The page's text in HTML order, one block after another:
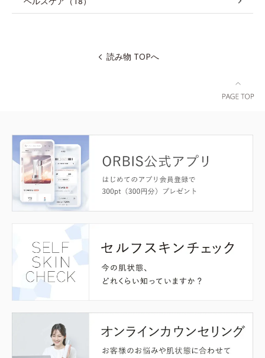
読み物 TOPへ